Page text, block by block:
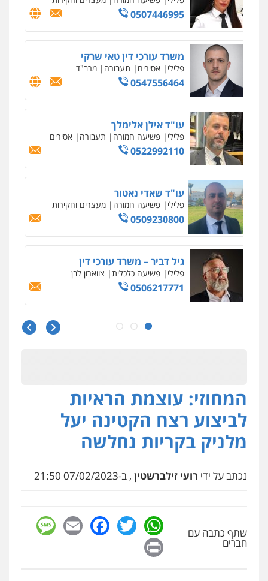
0542255161
גל דהן – משרד עורך דין פלילי
וחקירות
0544723840
עו"ד ראוף נג'אר
פלילי עורכי דין לענייני אסירים
סמים רכוש
0548009246
דוד אפרים משרד עורכי דין
פלילי צווארון לבן מס הכנסה
0506209859
עדי כרמלי – חברת עו"ד
פלילי כלכלי עורכי דין לענייני אסירים
0525060666
משפחה
פלילי מעצרים וחקירות עורכי דין לענייני
אסירים
0505216700
אייל בן שושן, עורך דין פלילי
0522763105
עו"ד שלומי שרון
צבאי מעצרים וחקירות
0547342002
המחוזי: עוצמת הראיות
לביצוע רצח הקטינה יעל
מלניק בקריות נחלשה
נכתב על ידי רועי זילברשטין , ב-07/02/2023 21:50
שתף כתבה עם
חברים
WhatsApp
Twitter
Facebook
Email